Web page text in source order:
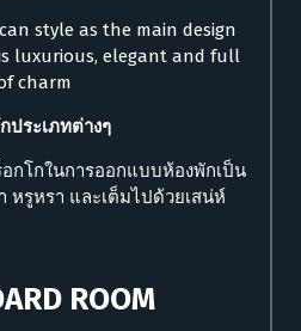
style as the main design
luxurious, elegant and full
charm
ประเภทต่างๆ
อกโกในการออกแบบห้องพักเป็น
หรูหรา และเต็มไปด้วยเสน่ห์
ROOM